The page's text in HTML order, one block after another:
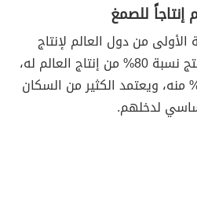
للصمغ
من دول العالم لإنتاج
الصمغ، حيث كانت سابقاً تنتج نسبة 80% من إنتاج العالم له،
اليوم تنتج نسبة 50% منه، ويعتمد الكثير من السكان
لدخلهم.